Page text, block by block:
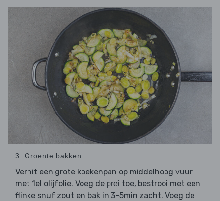
3. Groente bakken
Verhit een grote koekenpan op middelhoog vuur
met 1el olijfolie. Voeg de prei toe, bestrooi met een
flinke snuf zout en bak in 3-5min zacht. Voeg de